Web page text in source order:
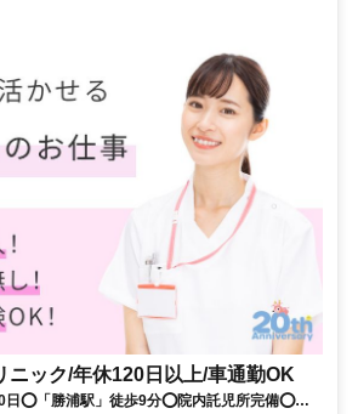
ニック/年休120日以上/車通勤OK
日⭕「勝浦駅」徒歩9分⭕院内託児所完備⭕賞